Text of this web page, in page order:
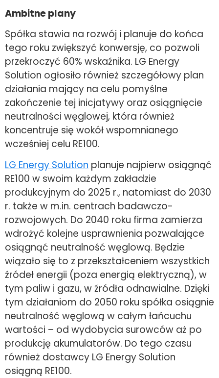
Ambitne plany
Spółka stawia na rozwój i planuje do końca
tego roku zwiększyć konwersję, co pozwoli
przekroczyć 60% wskaźnika. LG Energy
Solution ogłosiło również szczegółowy plan
działania mający na celu pomyślne
zakończenie tej inicjatywy oraz osiągnięcie
neutralności węglowej, która również
koncentruje się wokół wspomnianego
wcześniej celu RE100.
LG Energy Solution planuje najpierw osiągnąć
RE100 w swoim każdym zakładzie
produkcyjnym do 2025 r., natomiast do 2030
r. także w m.in. centrach badawczo-
rozwojowych. Do 2040 roku firma zamierza
wdrożyć kolejne usprawnienia pozwalające
osiągnąć neutralność węglową. Będzie
wiązało się to z przekształceniem wszystkich
źródeł energii (poza energią elektryczną), w
tym paliw i gazu, w źródła odnawialne. Dzięki
tym działaniom do 2050 roku spółka osiągnie
neutralność węglową w całym łańcuchu
wartości – od wydobycia surowców aż po
produkcję akumulatorów. Do tego czasu
również dostawcy LG Energy Solution
osiągną RE100.